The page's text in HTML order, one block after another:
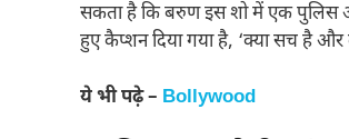
सकता है कि बरुण इस शो में एक पुलिस
हुए कैप्शन दिया गया है, ‘क्या सच है
ये भी पढ़े – Bollywood